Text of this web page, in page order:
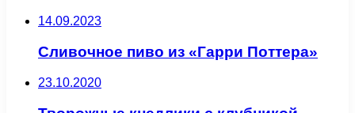
14.09.2023
Сливочное пиво из «Гарри Поттера»
23.10.2020